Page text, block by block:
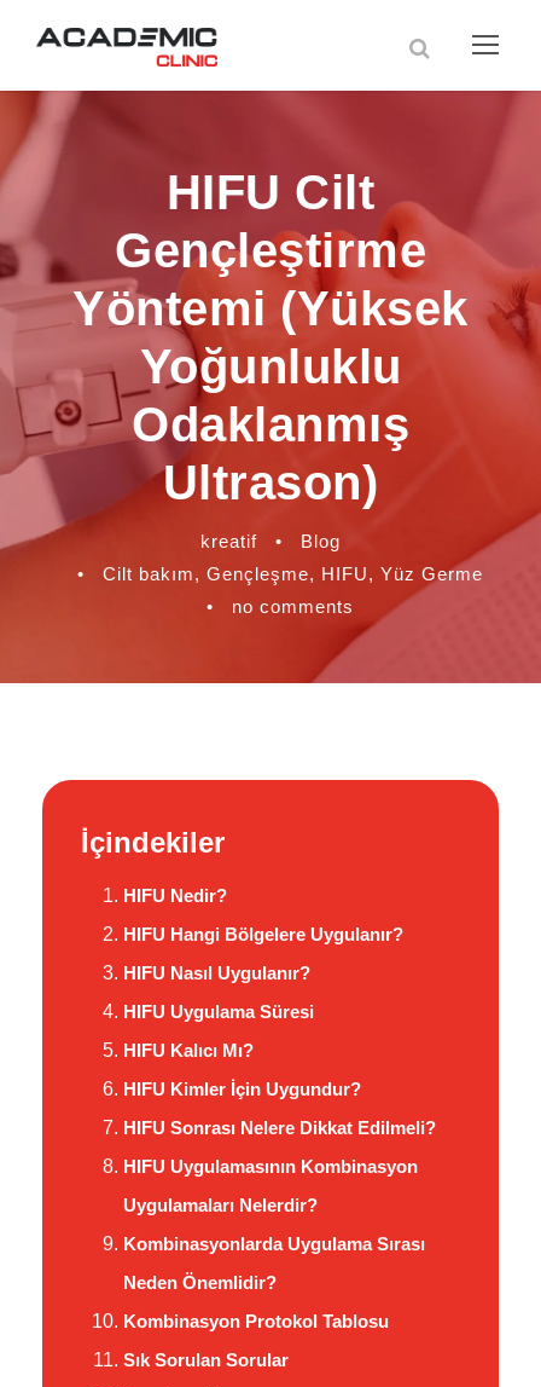
HIFU Cilt
Gençleştirme
Yöntemi (Yüksek
Yoğunluklu
Odaklanmış
Ultrason)
kreatif •
Blog
•
Cilt bakım, Gençleşme, HIFU, Yüz Germe
•
no comments
İçindekiler
HIFU Nedir?
HIFU Hangi Bölgelere Uygulanır?
HIFU Nasıl Uygulanır?
HIFU Uygulama Süresi
HIFU Kalıcı Mı?
HIFU Kimler İçin Uygundur?
HIFU Sonrası Nelere Dikkat Edilmeli?
HIFU Uygulamasının Kombinasyon
Uygulamaları Nelerdir?
Kombinasyonlarda Uygulama Sırası
Neden Önemlidir?
Kombinasyon Protokol Tablosu
Sık Sorulan Sorular